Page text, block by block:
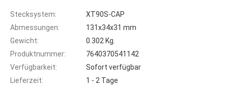
Stecksystem:
XT90S-CAP
Abmessungen:
131x34x31 mm
Gewicht:
0.302 Kg.
Produktnummer:
7640370541142
Verfügbarkeit:
Sofort verfügbar
Lieferzeit:
1 - 2 Tage